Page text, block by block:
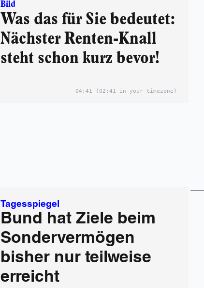
Bild
Was das für Sie bedeutet:
Nächster Renten-Knall
steht schon kurz bevor!
04:41 (02:41 in your timezone)
Tagesspiegel
Bund hat Ziele beim
Sondervermögen
bisher nur teilweise
erreicht